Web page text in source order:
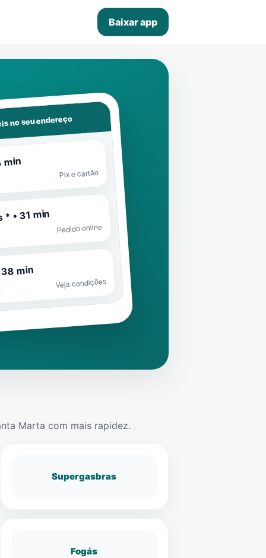
Baixar app
no seu endereço
min
Pix e cartão
• 31 min
Pedido online
min
Veja condições
Marta com mais rapidez.
Supergasbras
Fogás